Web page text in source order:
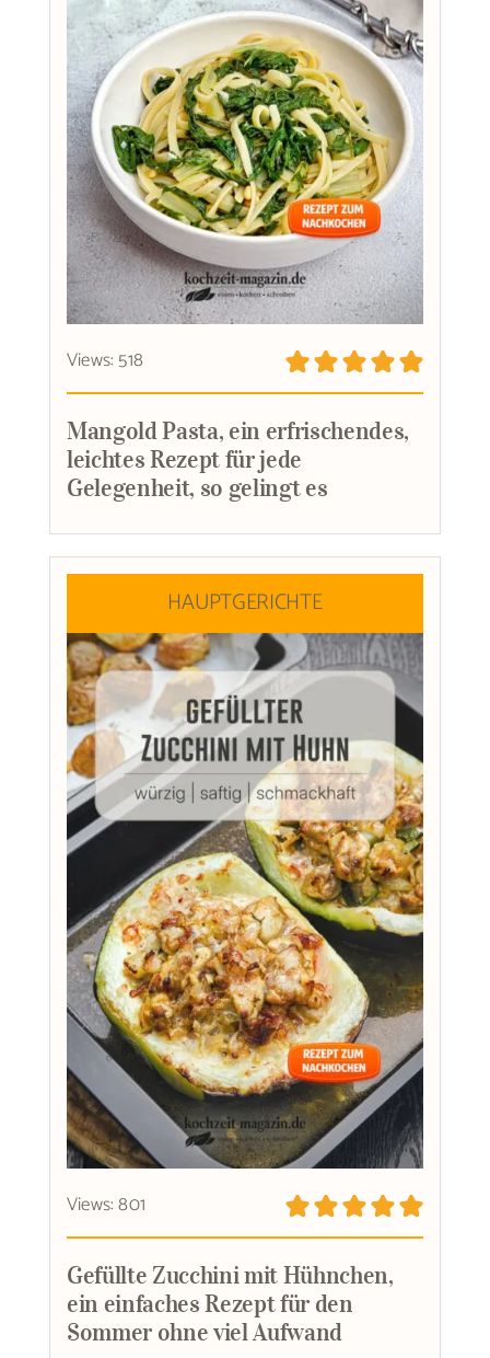
Views: 518
Mangold Pasta, ein erfrischendes,
leichtes Rezept für jede
Gelegenheit, so gelingt es
HAUPTGERICHTE
Views: 801
Gefüllte Zucchini mit Hühnchen,
ein einfaches Rezept für den
Sommer ohne viel Aufwand